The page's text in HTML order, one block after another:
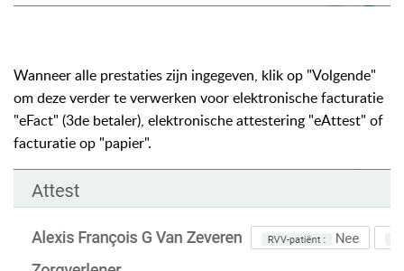
Wanneer alle prestaties zijn ingegeven, klik op "Volgende"
om deze verder te verwerken voor elektronische facturatie
"eFact" (3de betaler), elektronische attestering "eAttest" of
facturatie op "papier".